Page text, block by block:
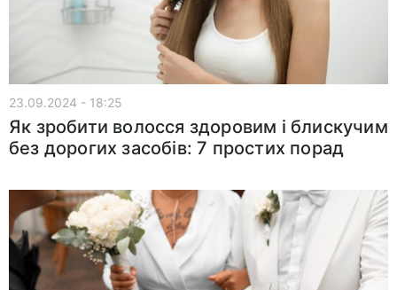
23.09.2024 - 18:25
Як зробити волосся здоровим і блискучим
без дорогих засобів: 7 простих порад